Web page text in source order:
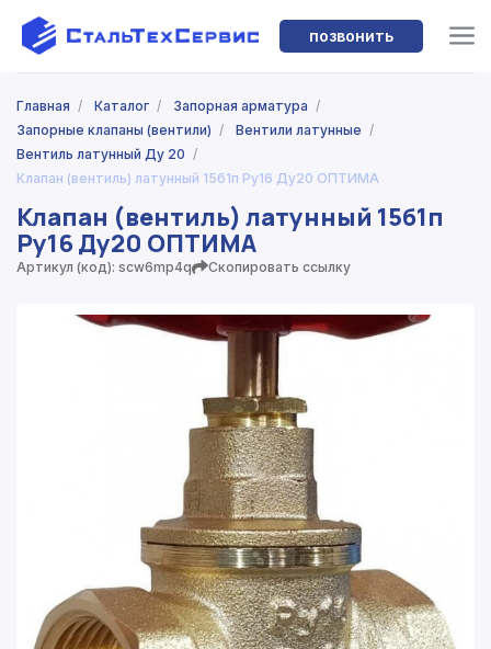
позвонить
Главная / Каталог / Запорная арматура /
Запорные клапаны (вентили) / Вентили латунные /
Вентиль латунный Ду 20 /
Клапан (вентиль) латунный 15б1п Ру16 Ду20 ОПТИМА
Клапан (вентиль) латунный 15б1п
Ру16 Ду20 ОПТИМА
Артикул (код): scw6mp4q Скопировать ссылку